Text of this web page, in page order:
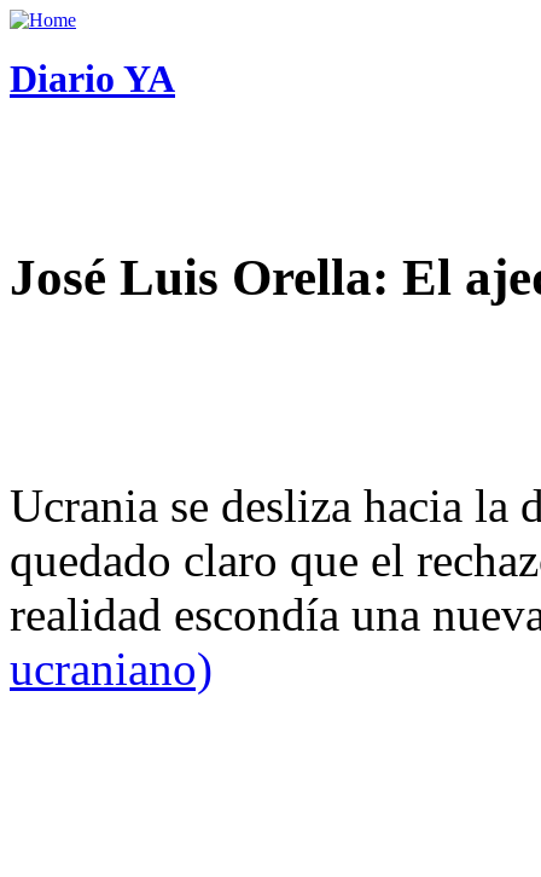
Diario YA
José Luis Orella: El
Ucrania se desliza hacia
quedado claro que el
realidad escondía una
ucraniano)